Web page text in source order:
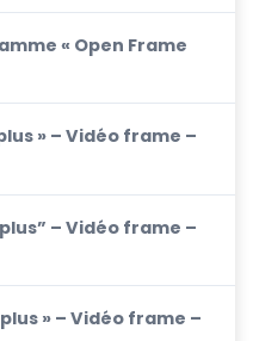
« Open Frame
» – Vidéo frame –
– Vidéo frame –
» – Vidéo frame –